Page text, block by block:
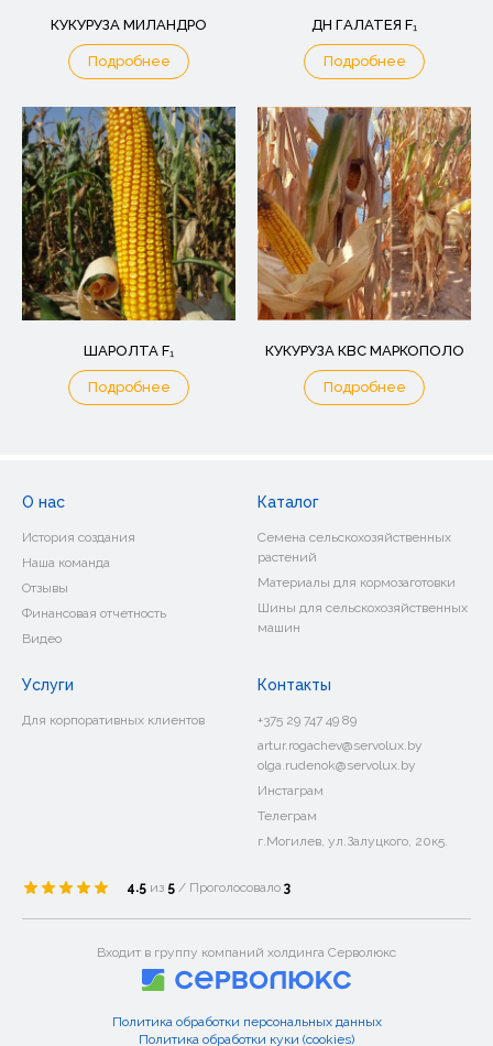
КУКУРУЗА МИЛАНДРО
Подробнее
ДН ГАЛАТЕЯ F₁
Подробнее
ШАРОЛТА F₁
Подробнее
КУКУРУЗА КВС МАРКОПОЛО
Подробнее
О нас
История создания
Наша команда
Отзывы
Финансовая отчетность
Видео
Каталог
Семена сельскохозяйственных
растений
Материалы для кормозаготовки
Шины для сельскохозяйственных
машин
Услуги
Для корпоративных клиентов
Контакты
+375 29 747 49 89
artur.rogachev@servolux.by
olga.rudenok@servolux.by
Инстаграм
Телеграм
г.Могилев, ул.Залуцкого, 20к5.
4.5 из 5 / Проголосовало 3
Входит в группу компаний холдинга Серволюкс
Политика обработки персональных данных
Политика обработки куки (cookies)